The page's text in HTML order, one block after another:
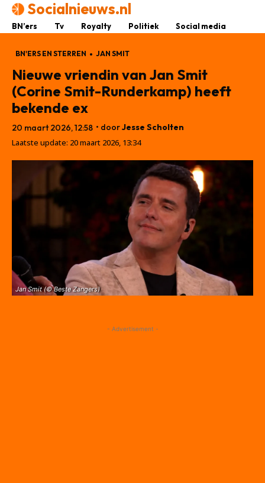
Socialnieuws.nl
BN’ers Tv Royalty Politiek Social media
BN'ERS EN STERREN JAN SMIT
Nieuwe vriendin van Jan Smit
(Corine Smit-Runderkamp) heeft
bekende ex
20 maart 2026, 12:58 • doorJesse Scholten
Laatste update: 20 maart 2026, 13:34
Jan Smit (© Beste Zangers)
- Advertisement -